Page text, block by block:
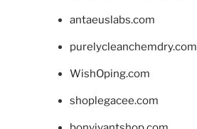
antaeuslabs.com
purelycleanchemdry.com
WishOping.com
shoplegacee.com